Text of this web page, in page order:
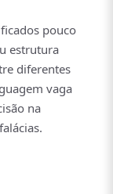
pouco
estrutura
diferentes
vaga
na